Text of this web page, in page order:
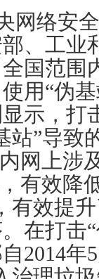
网络安
、工业
国范围
用“伪
示，打
站”导致
网上涉
有效降
有效提
在打击
2014年